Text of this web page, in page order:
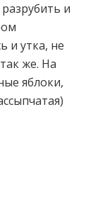
и
и утка, не
же. На
яблоки,